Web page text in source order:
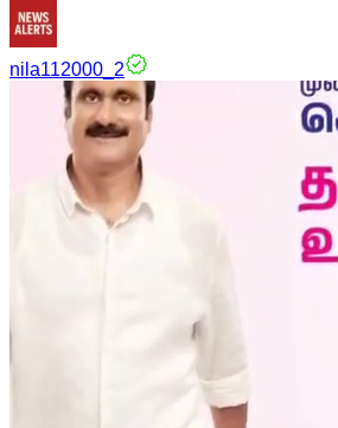
nila112000_2